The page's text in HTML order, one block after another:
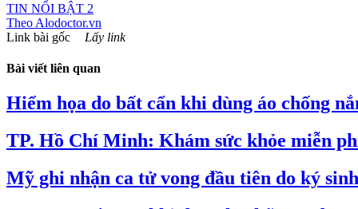
TIN NỔI BẬT 2
Theo Alodoctor.vn
Link bài gốc
Lấy link
Bài viết liên quan
Hiểm họa do bất cẩn khi dùng áo chống
TP. Hồ Chí Minh: Khám sức khỏe miễn
Mỹ ghi nhận ca tử vong đầu tiên do ký